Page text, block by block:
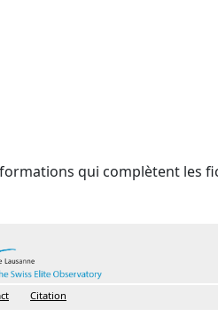
qui complètent les
Citation